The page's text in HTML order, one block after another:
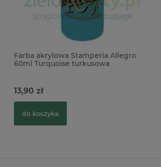
Farba akrylowa Stamperia Allegro
60ml Turquoise turkusowa
13,90 zł
do koszyka